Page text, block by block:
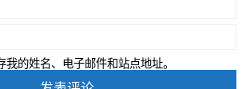
我的姓名、电子邮件和站点地址。